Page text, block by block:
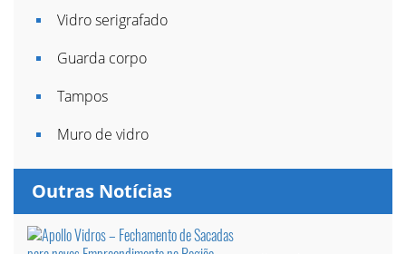
Vidro serigrafado
Guarda corpo
Tampos
Muro de vidro
Outras Notícias